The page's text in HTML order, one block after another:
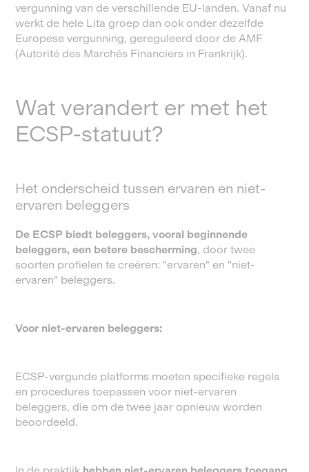
vergunning van de verschillende EU-landen. Vanaf nu
werkt de hele Lita groep dan ook onder dezelfde
Europese vergunning, gereguleerd door de AMF
(Autorité des Marchés Financiers in Frankrijk).
Wat verandert er met het
ECSP-statuut?
Het onderscheid tussen ervaren en niet-
ervaren beleggers
De ECSP biedt beleggers, vooral beginnende
beleggers, een betere bescherming, door twee
soorten profielen te creëren: "ervaren" en "niet-
ervaren" beleggers.
Voor niet-ervaren beleggers:
ECSP-vergunde platforms moeten specifieke regels
en procedures toepassen voor niet-ervaren
beleggers, die om de twee jaar opnieuw worden
beoordeeld.